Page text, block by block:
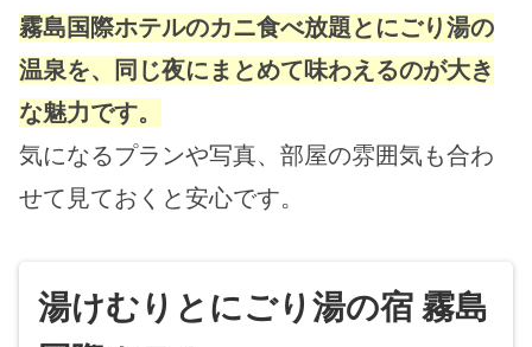
霧島国際ホテルのカニ食べ放題とにごり湯の
温泉を、同じ夜にまとめて味わえるのが大き
な魅力です。
気になるプランや写真、部屋の雰囲気も合わ
せて見ておくと安心です。
湯けむりとにごり湯の宿 霧島